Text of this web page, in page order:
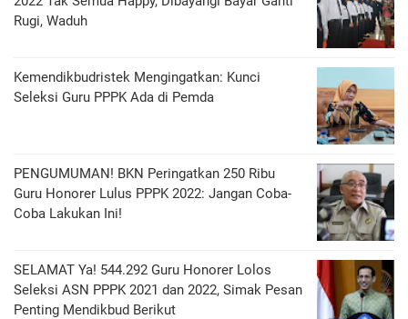
Rugi, Waduh
Kemendikbudristek Mengingatkan: Kunci
Seleksi Guru PPPK Ada di Pemda
PENGUMUMAN! BKN Peringatkan 250 Ribu
Guru Honorer Lulus PPPK 2022: Jangan Coba-
Coba Lakukan Ini!
SELAMAT Ya! 544.292 Guru Honorer Lolos
Seleksi ASN PPPK 2021 dan 2022, Simak Pesan
Penting Mendikbud Berikut